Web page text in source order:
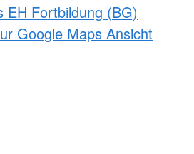
EH Fortbildung (BG)
Google Maps Ansicht